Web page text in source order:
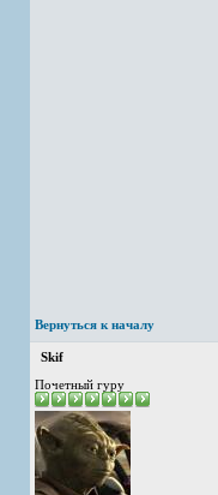
Вернуться к началу
Skif
Почетный гуру